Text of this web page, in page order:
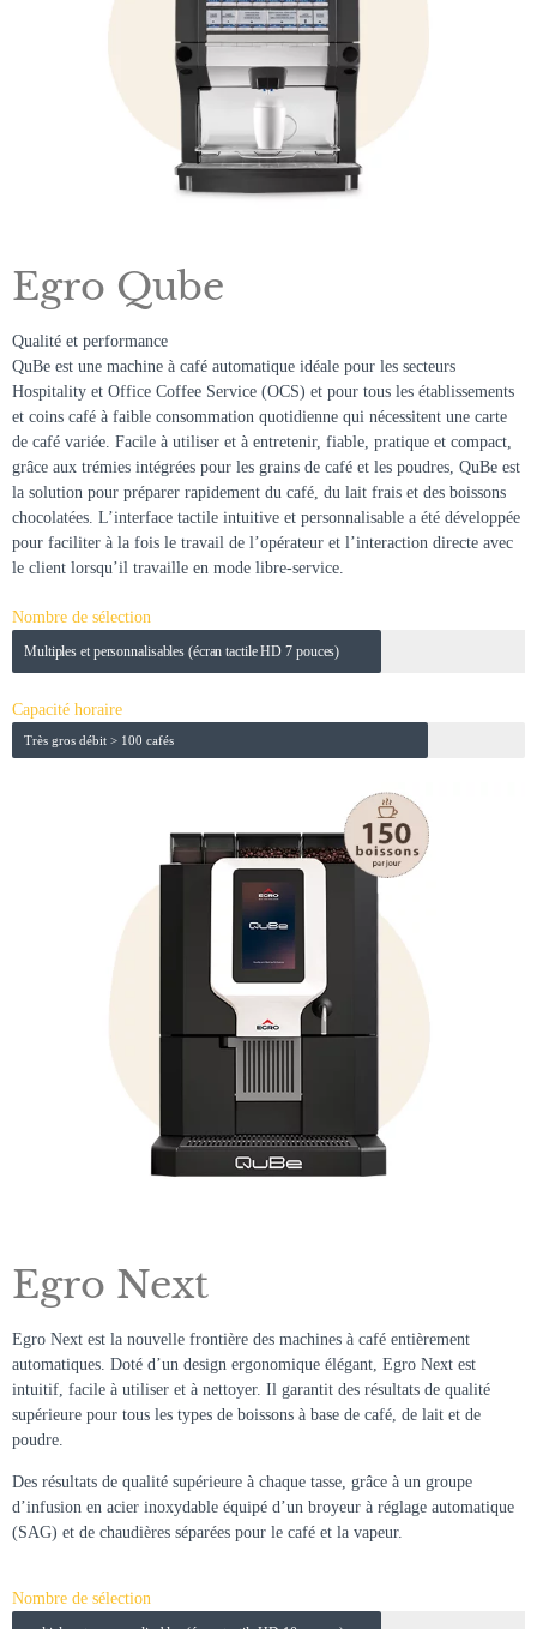
Egro Qube
Qualité et performance
QuBe est une machine à café automatique idéale pour les secteurs
Hospitality et Office Coffee Service (OCS) et pour tous les établissements
et coins café à faible consommation quotidienne qui nécessitent une carte
de café variée. Facile à utiliser et à entretenir, fiable, pratique et compact,
grâce aux trémies intégrées pour les grains de café et les poudres, QuBe est
la solution pour préparer rapidement du café, du lait frais et des boissons
chocolatées. L’interface tactile intuitive et personnalisable a été développée
pour faciliter à la fois le travail de l’opérateur et l’interaction directe avec
le client lorsqu’il travaille en mode libre-service.
Nombre de sélection
Multiples et personnalisables (écran tactile HD 7 pouces)
Capacité horaire
Très gros débit > 100 cafés
Egro Next
Egro Next est la nouvelle frontière des machines à café entièrement
automatiques. Doté d’un design ergonomique élégant, Egro Next est
intuitif, facile à utiliser et à nettoyer. Il garantit des résultats de qualité
supérieure pour tous les types de boissons à base de café, de lait et de
poudre.
Des résultats de qualité supérieure à chaque tasse, grâce à un groupe
d’infusion en acier inoxydable équipé d’un broyeur à réglage automatique
(SAG) et de chaudières séparées pour le café et la vapeur.
Nombre de sélection